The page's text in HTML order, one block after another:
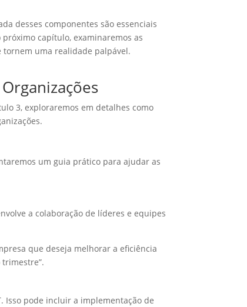
desses componentes são essenciais
capítulo, examinaremos as
tornem uma realidade palpável.
3, exploraremos em detalhes como
um guia prático para ajudar as
a colaboração de líderes e equipes
que deseja melhorar a eficiência
Isso pode incluir a implementação de